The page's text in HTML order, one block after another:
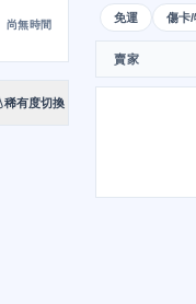
尚無時間
稀有度切換
免運 傷卡/
賣家